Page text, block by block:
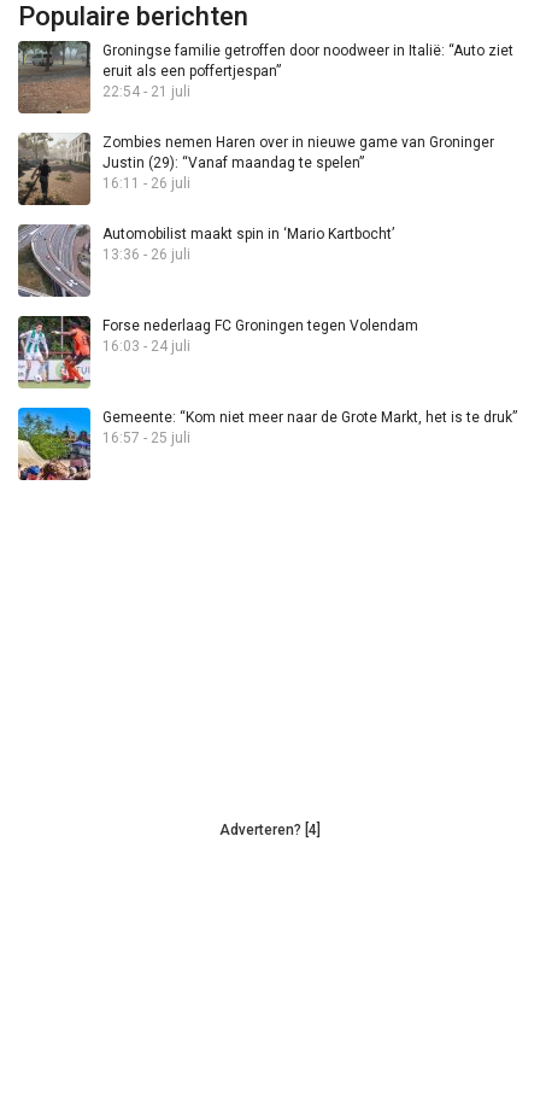
Populaire berichten
Groningse familie getroffen door noodweer in Italië: “Auto ziet
eruit als een poffertjespan”
22:54 - 21 juli
Zombies nemen Haren over in nieuwe game van Groninger
Justin (29): “Vanaf maandag te spelen”
16:11 - 26 juli
Automobilist maakt spin in ‘Mario Kartbocht’
13:36 - 26 juli
Forse nederlaag FC Groningen tegen Volendam
16:03 - 24 juli
Gemeente: “Kom niet meer naar de Grote Markt, het is te druk”
16:57 - 25 juli
Adverteren? [4]